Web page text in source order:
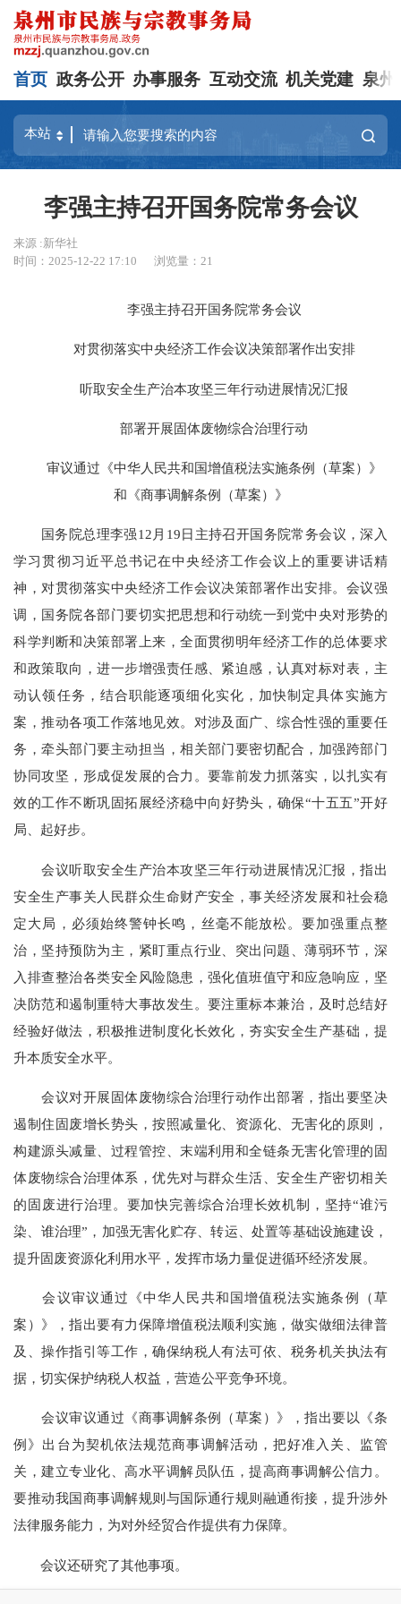
首页 政务公开 办事服务 互动交流 机关党建 泉州
李强主持召开国务院常务会议
来源 :新华社
时间：2025-12-22 17:10
浏览量： 21
李强主持召开国务院常务会议
对贯彻落实中央经济工作会议决策部署作出安排
听取安全生产治本攻坚三年行动进展情况汇报
部署开展固体废物综合治理行动
审议通过《中华人民共和国增值税法实施条例（草案）》
和《商事调解条例（草案）》
国务院总理李强12月19日主持召开国务院常务会议，深入
学习贯彻习近平总书记在中央经济工作会议上的重要讲话精
神，对贯彻落实中央经济工作会议决策部署作出安排。会议强
调，国务院各部门要切实把思想和行动统一到党中央对形势的
科学判断和决策部署上来，全面贯彻明年经济工作的总体要求
和政策取向，进一步增强责任感、紧迫感，认真对标对表，主
动认领任务，结合职能逐项细化实化，加快制定具体实施方
案，推动各项工作落地见效。对涉及面广、综合性强的重要任
务，牵头部门要主动担当，相关部门要密切配合，加强跨部门
协同攻坚，形成促发展的合力。要靠前发力抓落实，以扎实有
效的工作不断巩固拓展经济稳中向好势头，确保“十五五”开好
局、起好步。
会议听取安全生产治本攻坚三年行动进展情况汇报，指出
安全生产事关人民群众生命财产安全，事关经济发展和社会稳
定大局，必须始终警钟长鸣，丝毫不能放松。要加强重点整
治，坚持预防为主，紧盯重点行业、突出问题、薄弱环节，深
入排查整治各类安全风险隐患，强化值班值守和应急响应，坚
决防范和遏制重特大事故发生。要注重标本兼治，及时总结好
经验好做法，积极推进制度化长效化，夯实安全生产基础，提
升本质安全水平。
会议对开展固体废物综合治理行动作出部署，指出要坚决
遏制住固废增长势头，按照减量化、资源化、无害化的原则，
构建源头减量、过程管控、末端利用和全链条无害化管理的固
体废物综合治理体系，优先对与群众生活、安全生产密切相关
的固废进行治理。要加快完善综合治理长效机制，坚持“谁污
染、谁治理”，加强无害化贮存、转运、处置等基础设施建设，
提升固废资源化利用水平，发挥市场力量促进循环经济发展。
会议审议通过《中华人民共和国增值税法实施条例（草
案）》，指出要有力保障增值税法顺利实施，做实做细法律普
及、操作指引等工作，确保纳税人有法可依、税务机关执法有
据，切实保护纳税人权益，营造公平竞争环境。
会议审议通过《商事调解条例（草案）》，指出要以《条
例》出台为契机依法规范商事调解活动，把好准入关、监管
关，建立专业化、高水平调解员队伍，提高商事调解公信力。
要推动我国商事调解规则与国际通行规则融通衔接，提升涉外
法律服务能力，为对外经贸合作提供有力保障。
会议还研究了其他事项。